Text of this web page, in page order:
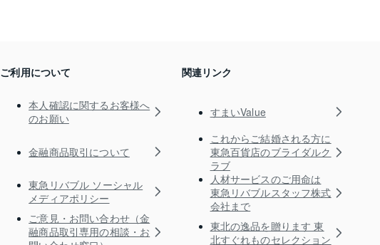
ご利用について
本人確認に関するお客様へ
のお願い
金融商品取引について
東急リバブル ソーシャル
メディアポリシー
ご意見・お問い合わせ（金
融商品取引専用の相談・お
関連リンク
すまいValue
これからご結婚される方に
東急百貨店のブライダルク
ラブ
人材サービスのご用命は
東急リバブルスタッフ株式
会社まで
東北の逸品を贈ります 東
北すぐれものセレクション